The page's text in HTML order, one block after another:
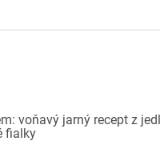
voňavý jarný recept z
fialky